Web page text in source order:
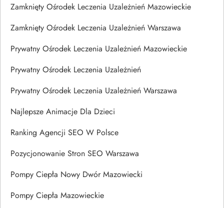
Zamknięty Ośrodek Leczenia Uzależnień Mazowieckie
Zamknięty Ośrodek Leczenia Uzależnień Warszawa
Prywatny Ośrodek Leczenia Uzależnień Mazowieckie
Prywatny Ośrodek Leczenia Uzależnień
Prywatny Ośrodek Leczenia Uzależnień Warszawa
Najlepsze Animacje Dla Dzieci
Ranking Agencji SEO W Polsce
Pozycjonowanie Stron SEO Warszawa
Pompy Ciepła Nowy Dwór Mazowiecki
Pompy Ciepła Mazowieckie